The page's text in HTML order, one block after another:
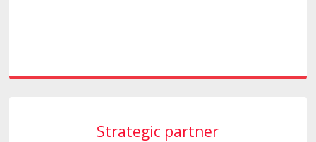
Strategic partner